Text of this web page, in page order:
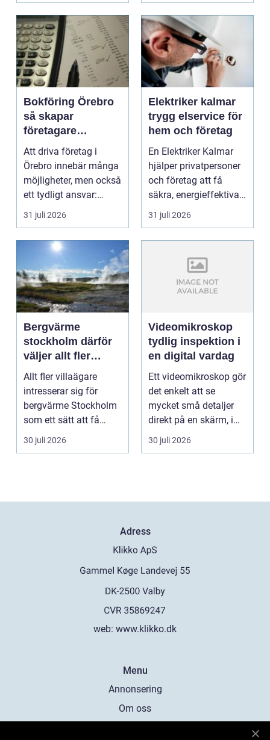
Bokföring Örebro
så skapar
företagare
tryggare ekonomi
Att driva företag i
Örebro innebär många
möjligheter, men också
ett tydligt ansvar:
ekonomin måste v...
31 juli 2026
Elektriker kalmar
trygg elservice för
hem och företag
En Elektriker Kalmar
hjälper privatpersoner
och företag att få
säkra, energieffektiva
och framtidssä...
31 juli 2026
Bergvärme
stockholm därför
väljer allt fler
denna
uppvärmning
Allt fler villaägare
intresserar sig för
bergvärme Stockholm
som ett sätt att få
lägre uppvärmningsk...
30 juli 2026
Videomikroskop
tydlig inspektion i
en digital vardag
Ett videomikroskop gör
det enkelt att se
mycket små detaljer
direkt på en skärm, i
stället för genom...
30 juli 2026
Adress
web: www.klikko.dk
Menu
Annonsering
Om oss